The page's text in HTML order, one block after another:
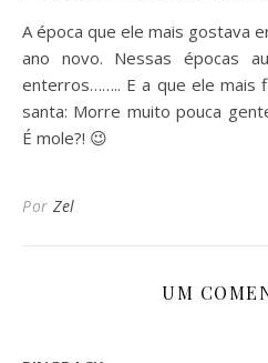
A época que ele mais gostava
ano novo. Nessas épocas
enterros…….. E a que ele mais
santa: Morre muito pouca
É mole?! 😉
Por Zel
UM